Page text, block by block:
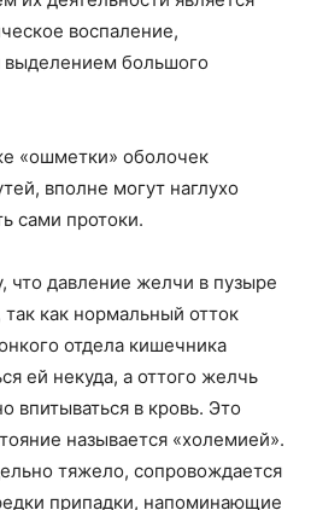
воспаление,
большого
«ошметки» оболочек
вполне могут наглухо
сами протоки.
что давление желчи в пузыре
так как нормальный отток
отдела кишечника
ей некуда, а оттого желчь
впитываться в кровь. Это
называется «холемией».
тяжело, сопровождается
припадки, напоминающие